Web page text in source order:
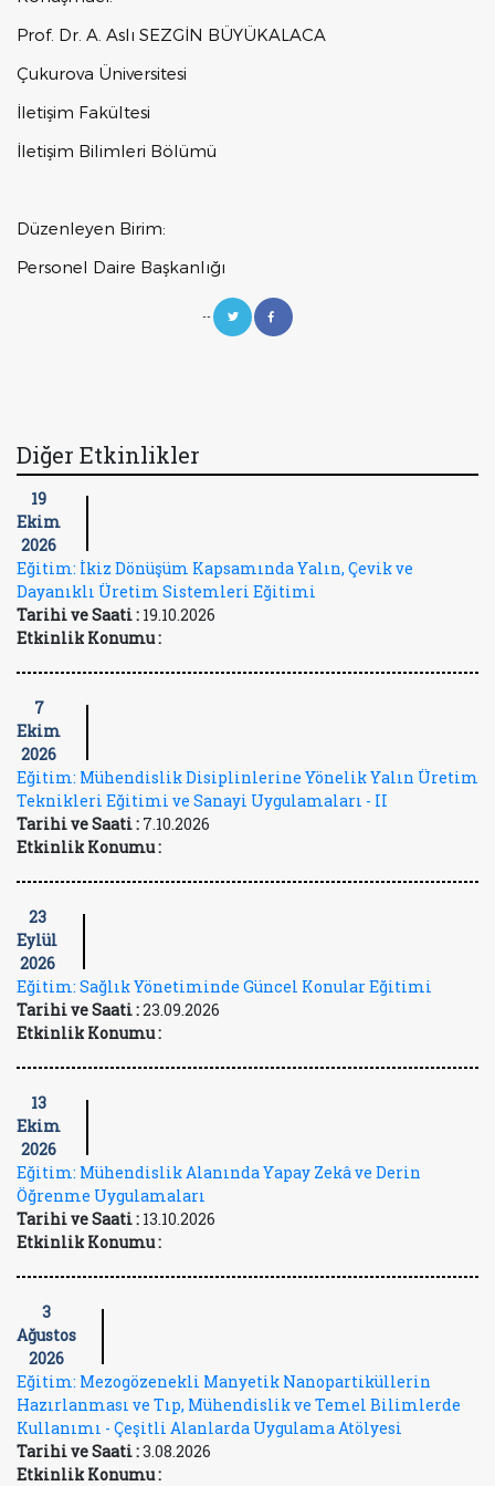
Prof. Dr. A. Aslı SEZGİN BÜYÜKALACA
Çukurova Üniversitesi
İletişim Fakültesi
İletişim Bilimleri Bölümü
Düzenleyen Birim:
Personel Daire Başkanlığı
--
Diğer Etkinlikler
19
Ekim
2026
Eğitim: İkiz Dönüşüm Kapsamında Yalın, Çevik ve
Dayanıklı Üretim Sistemleri Eğitimi
Tarihi ve Saati : 19.10.2026
Etkinlik Konumu :
7
Ekim
2026
Eğitim: Mühendislik Disiplinlerine Yönelik Yalın Üretim
Teknikleri Eğitimi ve Sanayi Uygulamaları - II
Tarihi ve Saati : 7.10.2026
Etkinlik Konumu :
23
Eylül
2026
Eğitim: Sağlık Yönetiminde Güncel Konular Eğitimi
Tarihi ve Saati :23.09.2026
Etkinlik Konumu :
13
Ekim
2026
Eğitim: Mühendislik Alanında Yapay Zekâ ve Derin
Öğrenme Uygulamaları
Tarihi ve Saati : 13.10.2026
Etkinlik Konumu :
3
Ağustos
2026
Eğitim: Mezogözenekli Manyetik Nanopartiküllerin
Hazırlanması ve Tıp, Mühendislik ve Temel Bilimlerde
Kullanımı - Çeşitli Alanlarda Uygulama Atölyesi
Tarihi ve Saati :3.08.2026
Etkinlik Konumu :